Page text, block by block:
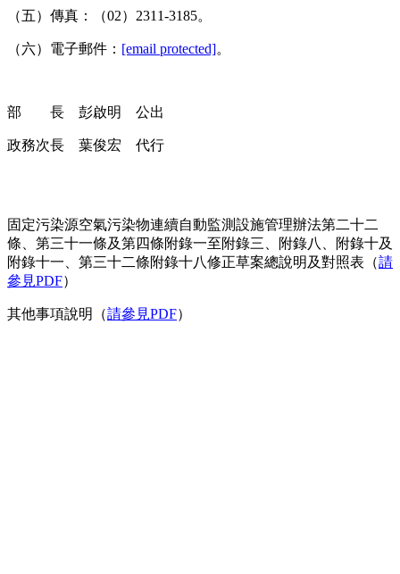
（五） 傳真：（02）2311-3185。
（六） 電子郵件： [email protected]。
部 長 彭啟明 公出
政務次長 葉俊宏 代行
固定污染源空氣污染物連續自動監測設施管理辦法第二十二
條、第三十一條及第四條附錄一至附錄三、附錄八、附錄十及
附錄十一、第三十二條附錄十八修正草案總說明及對照表（請
參見PDF）
其他事項說明（請參見PDF）